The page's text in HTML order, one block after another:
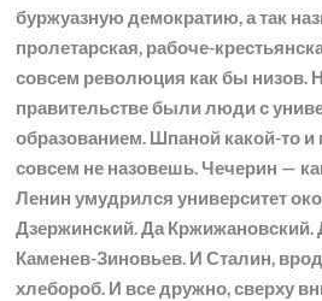
буржуазную демократию, а так
пролетарская, рабоче-
совсем революция как бы низов.
правительстве были люди с
образованием. Шпаной какой-то и
совсем не назовешь. Чечерин —
Ленин умудрился университет
Дзержинский. Да Кржижановский.
Каменев-Зиновьев. И Сталин,
хлебороб. И все дружно, сверху